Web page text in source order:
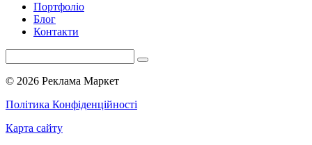
Портфоліо
Блог
Контакти
© 2026 Реклама Маркет
Політика Конфіденційності
Карта сайту